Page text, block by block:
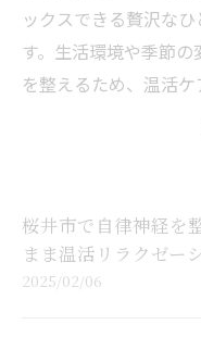
ックスできる贅沢な
す。生活環境や季節
を整えるため、温活ケ
桜井市で自律神経を
まま温活リラクゼー
2025/02/06